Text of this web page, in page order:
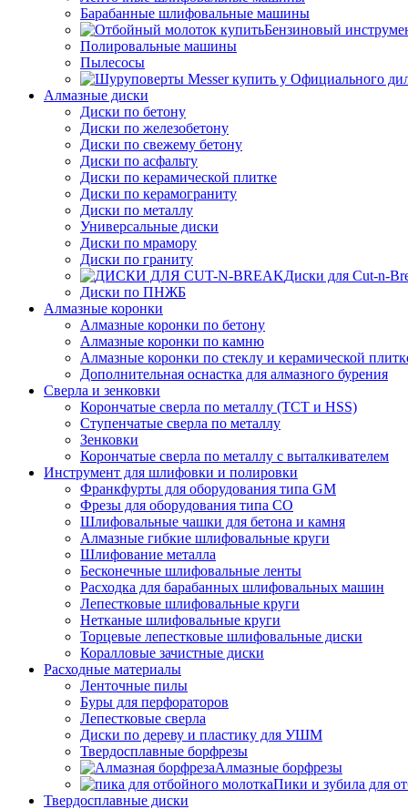
Барабанные шлифовальные машины
Бензиновый
Полировальные машины
Пылесосы
Алмазные диски
Диски по бетону
Диски по железобетону
Диски по свежему бетону
Диски по асфальту
Диски по керамической плитке
Диски по керамограниту
Диски по металлу
Универсальные диски
Диски по мрамору
Диски по граниту
Диски для Cut-n-
Диски по ПНЖБ
Алмазные коронки
Алмазные коронки по бетону
Алмазные коронки по камню
Алмазные коронки по стеклу и керамической
Дополнительная оснастка для алмазного бурения
Сверла и зенковки
Корончатые сверла по металлу (TCT и HSS)
Ступенчатые сверла по металлу
Зенковки
Корончатые сверла по металлу c выталкивателем
Инструмент для шлифовки и полировки
Франкфурты для оборудования типа GM
Фрезы для оборудования типа СО
Шлифовальные чашки для бетона и камня
Алмазные гибкие шлифовальные круги
Шлифование металла
Бесконечные шлифовальные ленты
Расходка для барабанных шлифовальных машин
Лепестковые шлифовальные круги
Нетканые шлифовальные круги
Торцевые лепестковые шлифовальные диски
Коралловые зачистные диски
Расходные материалы
Ленточные пилы
Буры для перфораторов
Лепестковые сверла
Диски по дереву и пластику для УШМ
Твердосплавные борфрезы
Алмазные борфрезы
Пики и зубила для
Твердосплавные диски